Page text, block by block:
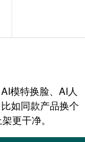
模特换脸、AI人
如同款产品换个
更干净。